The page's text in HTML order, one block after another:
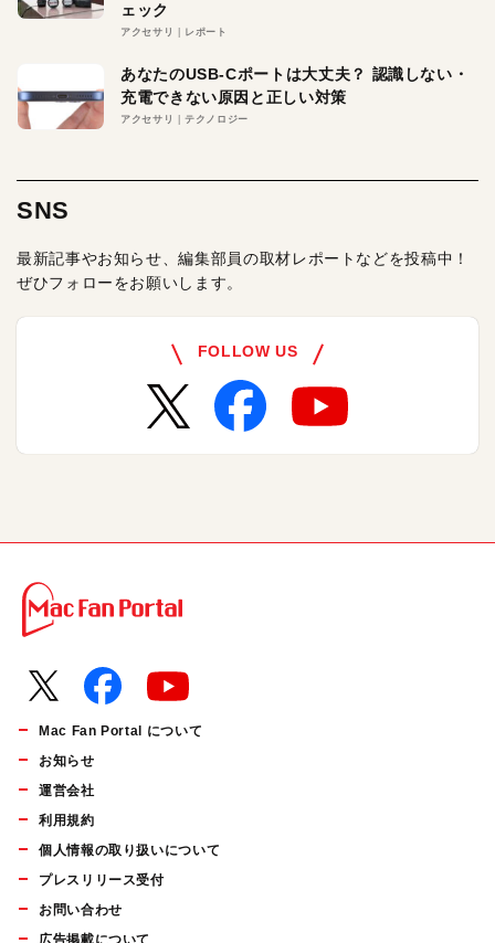
ェック
アクセサリ レポート
あなたのUSB-Cポートは大丈夫？ 認識しない・
充電できない原因と正しい対策
アクセサリ テクノロジー
SNS
最新記事やお知らせ、編集部員の取材レポートなどを投稿中！
ぜひフォローをお願いします。
FOLLOW US
Mac Fan Portal について
お知らせ
運営会社
利用規約
個人情報の取り扱いについて
プレスリリース受付
お問い合わせ